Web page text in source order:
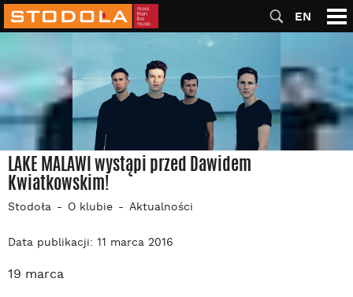
EN
LAKE MALAWI wystąpi przed Dawidem
Kwiatkowskim!
Stodoła O klubie Aktualności
Data publikacji: 11 marca 2016
19 marca